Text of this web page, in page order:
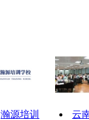
瀚源培训
云